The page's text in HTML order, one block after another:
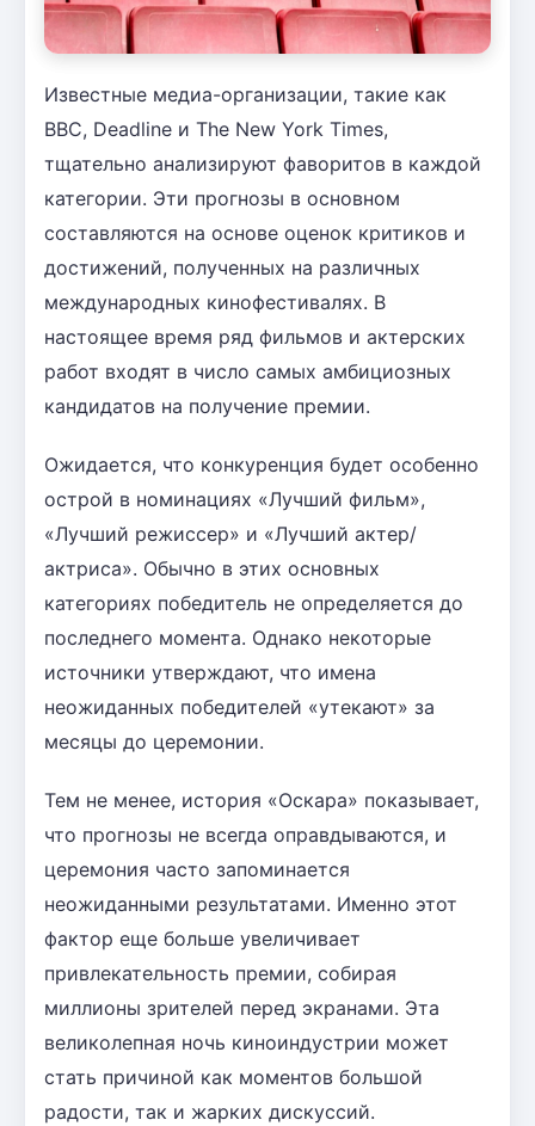
Известные медиа-организации, такие как
BBC, Deadline и The New York Times,
тщательно анализируют фаворитов в каждой
категории. Эти прогнозы в основном
составляются на основе оценок критиков и
достижений, полученных на различных
международных кинофестивалях. В
настоящее время ряд фильмов и актерских
работ входят в число самых амбициозных
кандидатов на получение премии.
Ожидается, что конкуренция будет особенно
острой в номинациях «Лучший фильм»,
«Лучший режиссер» и «Лучший актер/
актриса». Обычно в этих основных
категориях победитель не определяется до
последнего момента. Однако некоторые
источники утверждают, что имена
неожиданных победителей «утекают» за
месяцы до церемонии.
Тем не менее, история «Оскара» показывает,
что прогнозы не всегда оправдываются, и
церемония часто запоминается
неожиданными результатами. Именно этот
фактор еще больше увеличивает
привлекательность премии, собирая
миллионы зрителей перед экранами. Эта
великолепная ночь киноиндустрии может
стать причиной как моментов большой
радости, так и жарких дискуссий.